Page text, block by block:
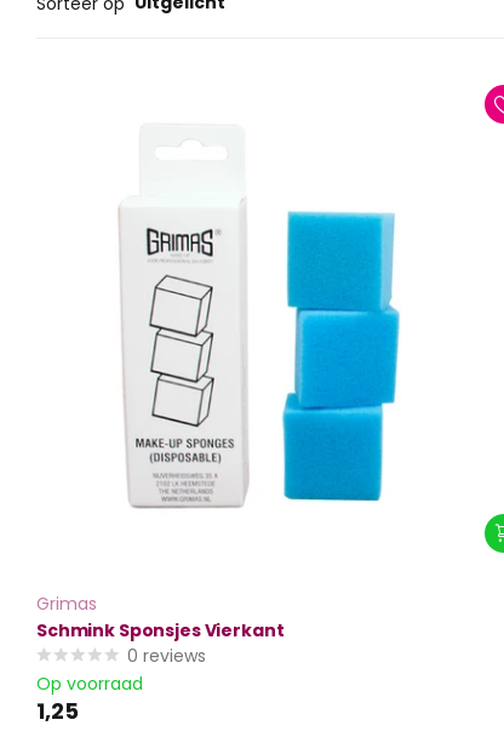
Grimas
Schmink Sponsjes Vierkant
0 reviews
Op voorraad
1,25